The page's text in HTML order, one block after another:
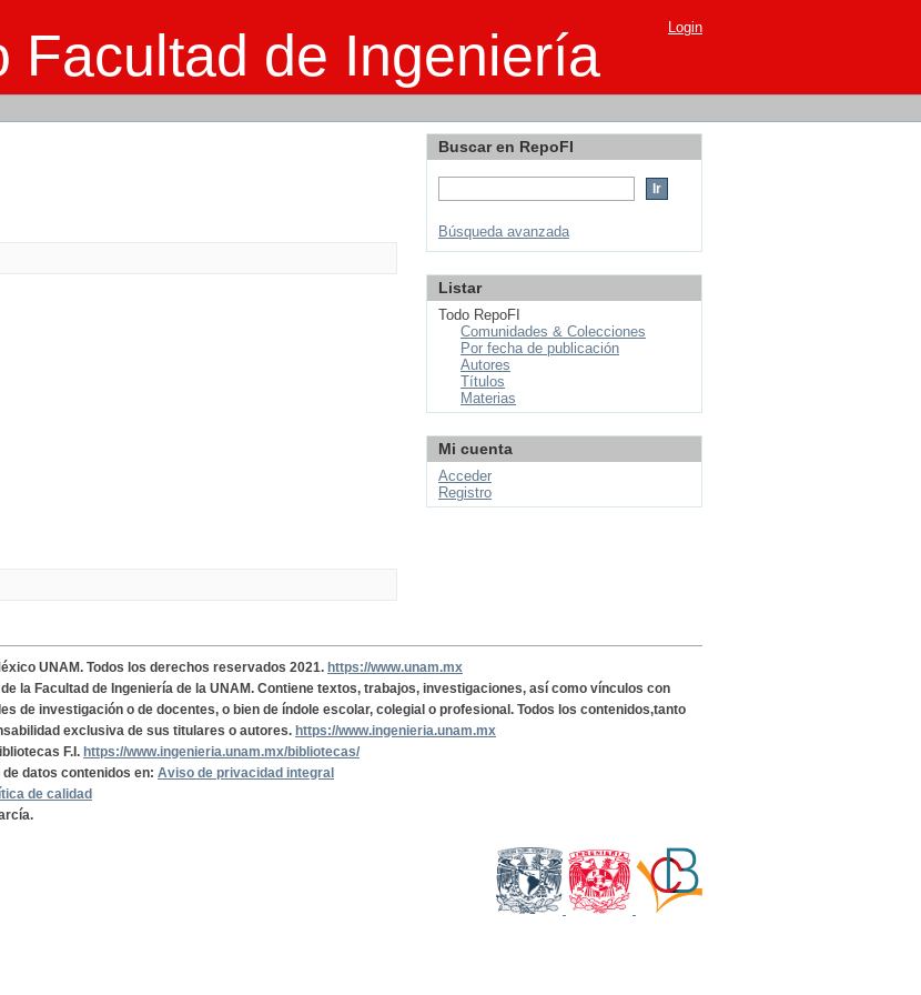
Facultad de Ingeniería Login
Buscar en RepoFI
Búsqueda avanzada
Listar
Todo RepoFI
Comunidades & Colecciones
Por fecha de publicación
Autores
Títulos
Materias
Mi cuenta
Acceder
Registro
UNAM. Todos los derechos reservados 2021. https://www.unam.mx
la Facultad de Ingeniería de la UNAM. Contiene textos, trabajos, investigaciones, así como vínculos con
de investigación o de docentes, o bien de índole escolar, colegial o profesional. Todos los contenidos,tanto
exclusiva de sus titulares o autores. https://www.ingenieria.unam.mx
F.I. https://www.ingenieria.unam.mx/bibliotecas/
datos contenidos en: Aviso de privacidad integral
de calidad